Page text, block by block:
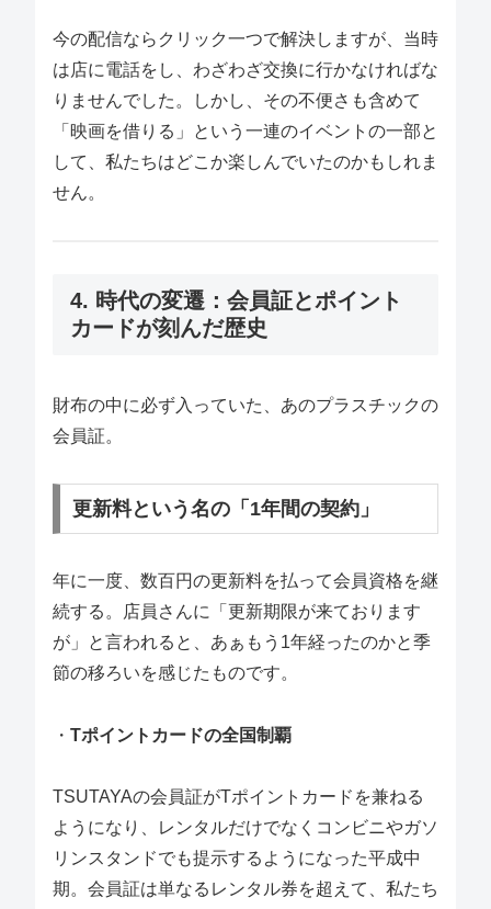
今の配信ならクリック一つで解決しますが、当時
は店に電話をし、わざわざ交換に行かなければな
りませんでした。しかし、その不便さも含めて
「映画を借りる」という一連のイベントの一部と
して、私たちはどこか楽しんでいたのかもしれま
せん。
4. 時代の変遷：会員証とポイント
カードが刻んだ歴史
財布の中に必ず入っていた、あのプラスチックの
会員証。
更新料という名の「1年間の契約」
年に一度、数百円の更新料を払って会員資格を継
続する。店員さんに「更新期限が来ております
が」と言われると、あぁもう1年経ったのかと季
節の移ろいを感じたものです。
・ Tポイントカードの全国制覇
TSUTAYAの会員証がTポイントカードを兼ねる
ようになり、レンタルだけでなくコンビニやガソ
リンスタンドでも提示するようになった平成中
期。会員証は単なるレンタル券を超えて、私たち